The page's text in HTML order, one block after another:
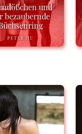
und
bezaubernde
PETER HU